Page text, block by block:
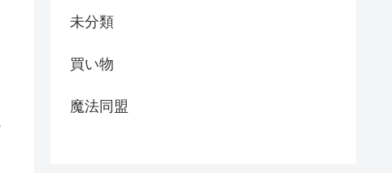
未分類
買い物
魔法同盟